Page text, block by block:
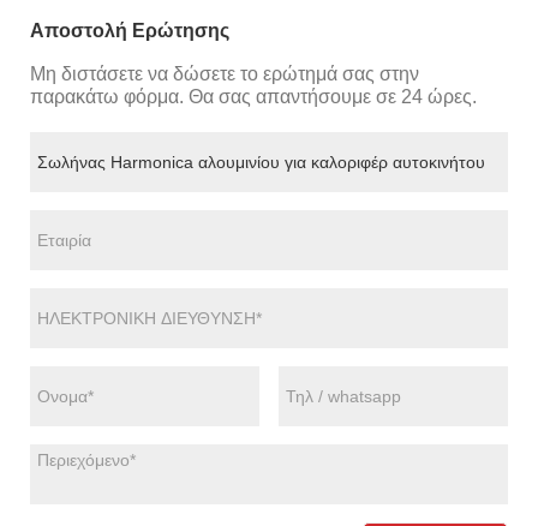
Αποστολή Ερώτησης
Μη διστάσετε να δώσετε το ερώτημά σας στην
παρακάτω φόρμα. Θα σας απαντήσουμε σε 24 ώρες.